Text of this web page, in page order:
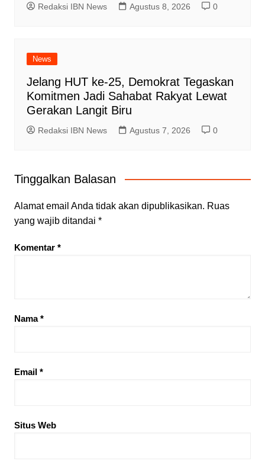
Redaksi IBN News Agustus 8, 2026 0
News
Jelang HUT ke-25, Demokrat Tegaskan
Komitmen Jadi Sahabat Rakyat Lewat
Gerakan Langit Biru
Redaksi IBN News Agustus 7, 2026 0
Tinggalkan Balasan
Alamat email Anda tidak akan dipublikasikan. Ruas
yang wajib ditandai *
Komentar *
Nama*
Email *
Situs Web